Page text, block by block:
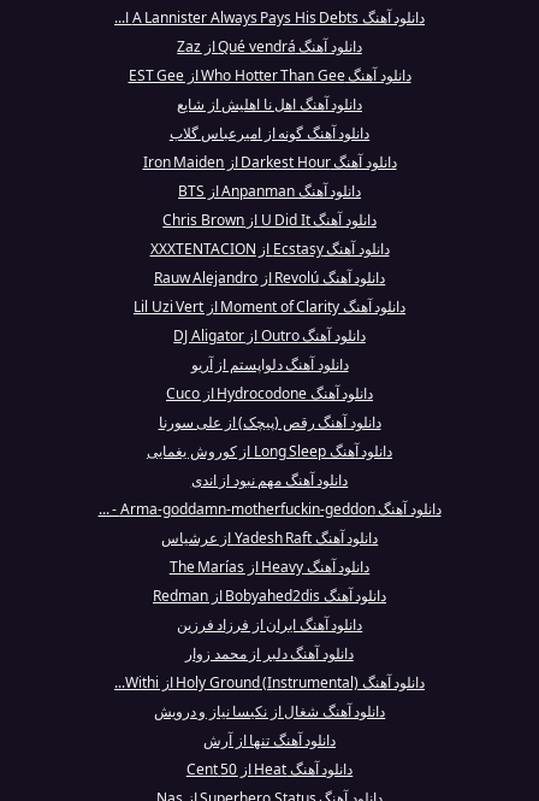
دانلود آهنگ A Lannister Always Pays His Debts ا...
دانلود آهنگ Qué vendrá از Zaz
دانلود آهنگ Who Hotter Than Gee از EST Gee
دانلود آهنگ اهل نا اهلیش از شایع
دانلود آهنگ گونه از امیرعباس گلاب
دانلود آهنگ Darkest Hour از Iron Maiden
دانلود آهنگ Anpanman از BTS
دانلود آهنگ U Did It از Chris Brown
دانلود آهنگ Ecstasy از XXXTENTACION
دانلود آهنگ Revolú از Rauw Alejandro
دانلود آهنگ Moment of Clarity از Lil Uzi Vert
دانلود آهنگ Outro از DJ Aligator
دانلود آهنگ دلواپستم از آریو
دانلود آهنگ Hydrocodone از Cuco
دانلود آهنگ رقص (پیچک) از علی سورنا
دانلود آهنگ Long Sleep از کوروش یغمایی
دانلود آهنگ مهم نبود از اندی
دانلود آهنگ Arma-goddamn-motherfuckin-geddon - ...
دانلود آهنگ Yadesh Raft از عرشیاس
دانلود آهنگ Heavy از The Marías
دانلود آهنگ Bobyahed2dis از Redman
دانلود آهنگ ایران از فرزاد فرزین
دانلود آهنگ دلبر از محمد زوار
دانلود آهنگ Holy Ground (Instrumental) از Withi...
دانلود آهنگ شغال از نکیسا نیاز و درویش
دانلود آهنگ تنها از آرش
دانلود آهنگ Heat از 50 Cent